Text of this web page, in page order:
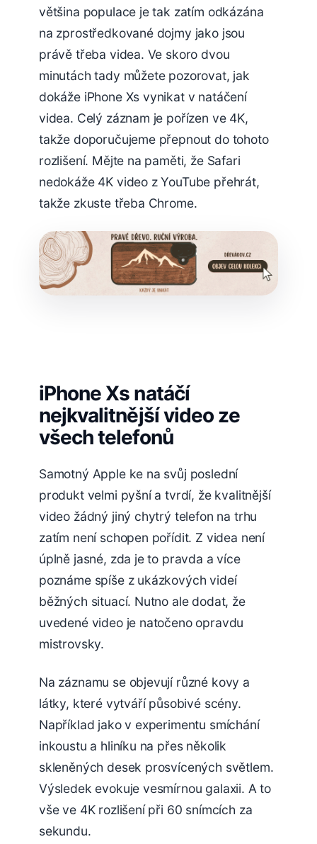
většina populace je tak zatím odkázána
na zprostředkované dojmy jako jsou
právě třeba videa. Ve skoro dvou
minutách tady můžete pozorovat, jak
dokáže iPhone Xs vynikat v natáčení
videa. Celý záznam je pořízen ve 4K,
takže doporučujeme přepnout do tohoto
rozlišení. Mějte na paměti, že Safari
nedokáže 4K video z YouTube přehrát,
takže zkuste třeba Chrome.
iPhone Xs natáčí
nejkvalitnější video ze
všech telefonů
Samotný Apple ke na svůj poslední
produkt velmi pyšní a tvrdí, že kvalitnější
video žádný jiný chytrý telefon na trhu
zatím není schopen pořídit. Z videa není
úplně jasné, zda je to pravda a více
poznáme spíše z ukázkových videí
běžných situací. Nutno ale dodat, že
uvedené video je natočeno opravdu
mistrovsky.
Na záznamu se objevují různé kovy a
látky, které vytváří působivé scény.
Například jako v experimentu smíchání
inkoustu a hliníku na přes několik
skleněných desek prosvícených světlem.
Výsledek evokuje vesmírnou galaxii. A to
vše ve 4K rozlišení při 60 snímcích za
sekundu.